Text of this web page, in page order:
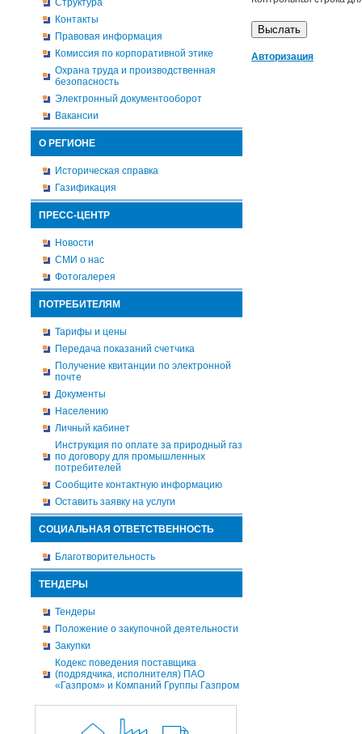
Структура
Контакты
Правовая информация
Комиссия по корпоративной этике
Охрана труда и производственная
безопасность
Электронный документооборот
Вакансии
О РЕГИОНЕ
Историческая справка
Газификация
ПРЕСС-ЦЕНТР
Новости
СМИ о нас
Фотогалерея
ПОТРЕБИТЕЛЯМ
Тарифы и цены
Передача показаний счетчика
Получение квитанции по электронной
почте
Документы
Населению
Личный кабинет
Инструкция по оплате за природный газ
по договору для промышленных
потребителей
Сообщите контактную информацию
Оставить заявку на услуги
СОЦИАЛЬНАЯ ОТВЕТСТВЕННОСТЬ
Благотворительность
ТЕНДЕРЫ
Тендеры
Положение о закупочной деятельности
Закупки
Кодекс поведения поставщика
(подрядчика, исполнителя) ПАО
«Газпром» и Компаний Группы Газпром
Авторизация